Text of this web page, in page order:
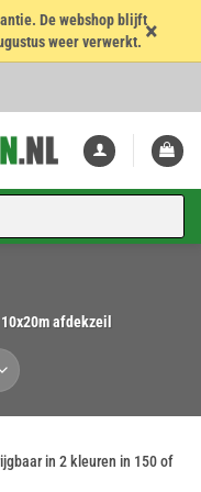
De webshop blijft
weer verwerkt. ×
10x20m afdekzeil
in 2 kleuren in 150 of